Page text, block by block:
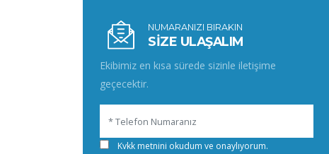
NUMARANIZI BIRAKIN
SİZE ULAŞALIM
Ekibimiz en kısa sürede sizinle iletişime
geçecektir.
Kvkk metnini okudum ve onaylıyorum.